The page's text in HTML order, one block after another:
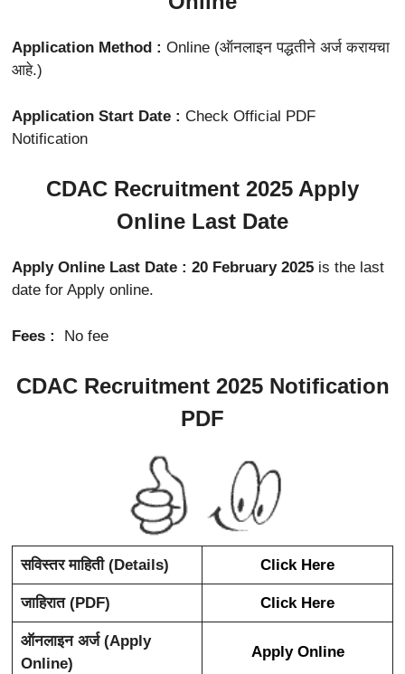
Application Method : Online (ऑनलाइन पद्धतीने अर्ज करायचा
आहे.)
Application Start Date : Check Official PDF
Notification
CDAC Recruitment 2025 Apply
Online Last Date
Apply Online Last Date : 20 February 2025 is the last
date for Apply online.
Fees : No fee
CDAC Recruitment 2025 Notification
PDF
सविस्तर माहिती (Details) Click Here
जाहिरात (PDF) Click Here
ऑनलाइन अर्ज (Apply
Online)
Apply Online